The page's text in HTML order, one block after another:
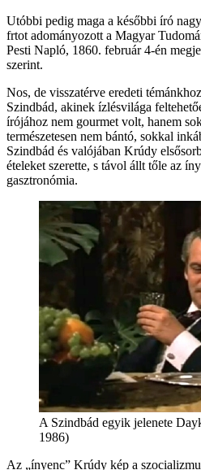
Utóbbi pedig maga a későbbi író
frtot adományozott a Magyar
Pesti Napló, 1860. február 4-én
szerint.
Nos, de visszatérve eredeti
Szindbád, akinek ízlésvilága
írójához nem gourmet volt, hanem
természetesen nem bántó, sokkal
Szindbád és valójában Krúdy
ételeket szerette, s távol állt tőle az
gasztronómia.
A Szindbád egyik jelenete
1986)
Az „ínyenc” Krúdy kép a